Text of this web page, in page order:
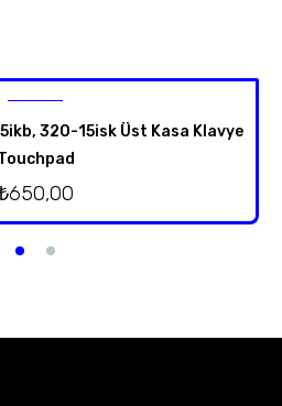
320-15isk Üst Kasa Klavye
650,00